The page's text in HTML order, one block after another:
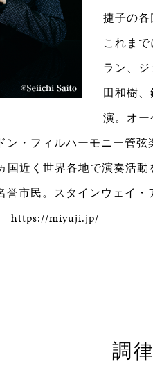
捷子の各
これま
ラン、
田和樹
演。オ
ン・フィルハーモニー管
国近く世界各地で演奏活動
市民。スタインウェイ・
https://miyuji.jp/
調